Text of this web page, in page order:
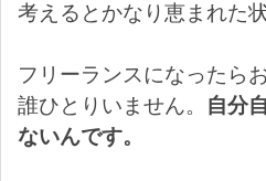
考えるとかなり恵まれた
フリーランスになったら
誰ひとりいません。 自分
ないんです。